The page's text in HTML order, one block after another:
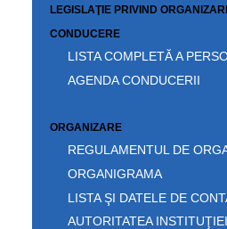
LEGISLAŢIE PRIVIND
CONDUCERE
LISTA COMPLETĂ A
AGENDA CONDUCERII
ORGANIZARE
REGULAMENTUL DE
ORGANIGRAMA
LISTA ŞI DATELE DE
AUTORITATEA INSTITUŢIEI